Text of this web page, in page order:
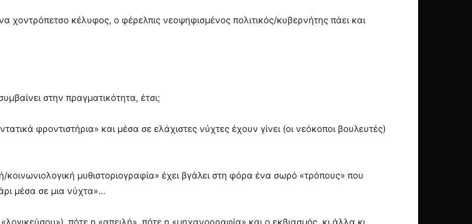
χοντρόπετσο κέλυφος, ο φέρελπις νεοψηφισμένος πολιτικός/κυβερνήτης πάει και
στην πραγματικότητα, έτσι;
φροντιστήρια» και μέσα σε ελάχιστες νύχτες έχουν γίνει (οι νεόκοποι βουλευτές)
μυθιστοριογραφία» έχει βγάλει στη φόρα ένα σωρό «τρόπους» που
μέσα σε μια νύχτα»…